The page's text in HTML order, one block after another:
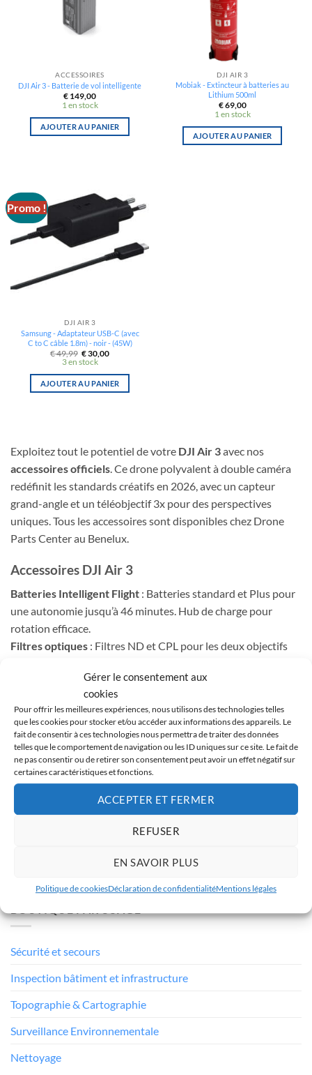
Gérer le consentement aux
cookies
Pour offrir les meilleures expériences, nous utilisons des technologies telles
que les cookies pour stocker et/ou accéder aux informations des appareils. Le
fait de consentir à ces technologies nous permettra de traiter des données
telles que le comportement de navigation ou les ID uniques sur ce site. Le fait de
ne pas consentir ou de retirer son consentement peut avoir un effet négatif sur
certaines caractéristiques et fonctions.
ACCEPTER ET FERMER
REFUSER
EN SAVOIR PLUS
Politique de cookiesDéclaration de confidentialitéMentions légales
ACCESSOIRES
DJI Air 3 - Batterie de vol intelligente
€ 149,00
1 en stock
AJOUTER AU PANIER
DJI AIR 3
Mobiak - Extincteur à batteries au
Lithium 500ml
€69,00
1 en stock
AJOUTER AU PANIER
Promo !
DJI AIR 3
Samsung - Adaptateur USB-C (avec
C to C câble 1.8m) - noir - (45W)
€49,99 Le
prix
initial
était :
€ 49,99.
€30,00Le
est :
€ 30,00.
3 en stock
AJOUTER AU PANIER
Exploitez tout le potentiel de votre DJI Air 3avec nos
accessoires officiels . Ce drone polyvalent à double caméra
redéfinit les standards créatifs en 2026, avec un capteur
grand-angle et un téléobjectif 3x pour des perspectives
uniques. Tous les accessoires sont disponibles chez Drone
Parts Center au Benelux.
Accessoires DJI Air 3
Batteries Intelligent Flight : Batteries standard et Plus pour
une autonomie jusqu’à 46 minutes. Hub de charge pour
rotation efficace.
Filtres optiques : Filtres ND et CPL pour les deux objectifs
Radiocommandes: DJI RC 2 avec écran intégré pour un
pilotage fluide. Consultez notre
contrôleurs.
Protection et transport: Protège-hélices, étuis et sacs de
transport pour vos déplacements.
Besoin de pièces de rechange ? Retrouvez nospièces
. Notrecomparatif Air 3S vs Air 3
améliorations de la nouvelle version, et lecomparatif Air 3 vs
vous aide à choisir.
Sécurité et secours
Inspection bâtiment et infrastructure
Topographie & Cartographie
Surveillance Environnementale
Nettoyage